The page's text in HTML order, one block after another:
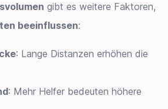
gibt es weitere Faktoren,
beeinflussen:
: Lange Distanzen erhöhen die
: Mehr Helfer bedeuten höhere